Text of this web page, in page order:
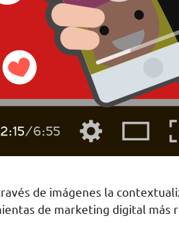
de imágenes la
de marketing digital más